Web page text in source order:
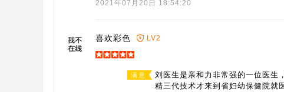
2021年07月20日 18:54:20
喜欢彩色 LV2
满意
刘医生是亲和力非常强的一位医生
精三代技术才来到省妇幼保健院就